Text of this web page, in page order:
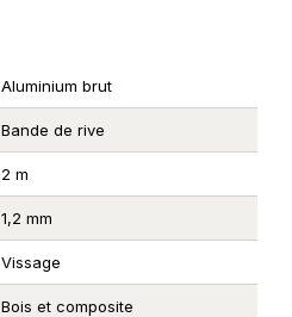
Aluminium brut
Bande de rive
2 m
1,2 mm
Vissage
Bois et composite